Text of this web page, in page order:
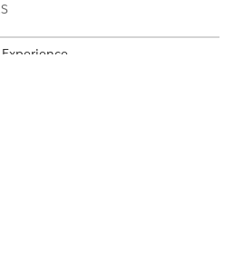
ciclo de vida de servicio de
sus mapas en cualquier